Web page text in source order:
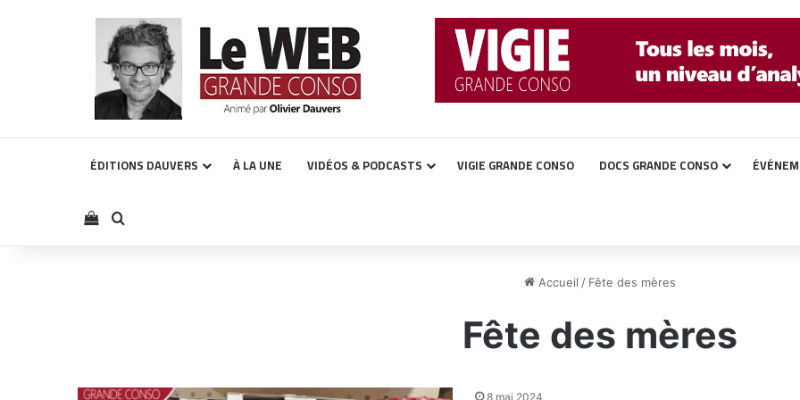
ÉDITIONS DAUVERS À LA UNE VIDÉOS & PODCASTS VIGIE GRANDE CONSO DOCS GRANDE CONSO
Voir votre panier
Rechercher
Accueil / Fête des mères
Fête des mères
8 mai 2024